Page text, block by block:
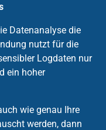
Datenanalyse die
nutzt für die
Logdaten nur
ein hoher
wie genau Ihre
werden, dann